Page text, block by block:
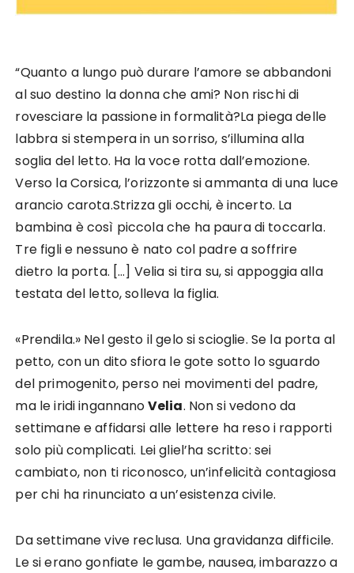
“Quanto a lungo può durare l’amore se abbandoni
al suo destino la donna che ami? Non rischi di
rovesciare la passione in formalità?La piega delle
labbra si stempera in un sorriso, s’illumina alla
soglia del letto. Ha la voce rotta dall’emozione.
Verso la Corsica, l’orizzonte si ammanta di una luce
arancio carota.Strizza gli occhi, è incerto. La
bambina è così piccola che ha paura di toccarla.
Tre figli e nessuno è nato col padre a soffrire
dietro la porta. […] Velia si tira su, si appoggia alla
testata del letto, solleva la figlia.
«Prendila.» Nel gesto il gelo si scioglie. Se la porta al
petto, con un dito sfiora le gote sotto lo sguardo
del primogenito, perso nei movimenti del padre,
ma le iridi ingannanoVelia. Non si vedono da
settimane e affidarsi alle lettere ha reso i rapporti
solo più complicati. Lei gliel’ha scritto: sei
cambiato, non ti riconosco, un’infelicità contagiosa
per chi ha rinunciato a un’esistenza civile.
Da settimane vive reclusa. Una gravidanza difficile.
Le si erano gonfiate le gambe, nausea, imbarazzo a